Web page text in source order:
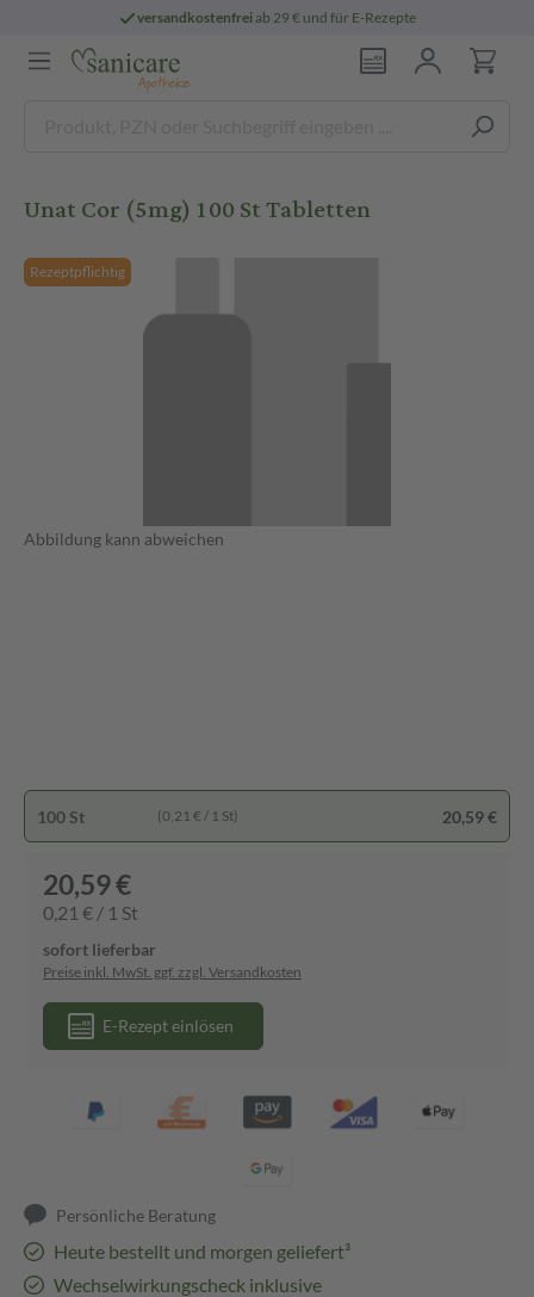
versandkostenfreiab 29 € und für E-Rezepte
Unat Cor (5mg) 100 St Tabletten
Rezeptpflichtig
Abbildung kann abweichen
100 St (0,21 € / 1 St) 20,59 €
20,59 €
0,21 € / 1 St
sofort lieferbar
Preise inkl. MwSt. ggf. zzgl. Versandkosten
E-Rezept einlösen
Persönliche Beratung
Heute bestellt und morgen geliefert³
Wechselwirkungscheck inklusive